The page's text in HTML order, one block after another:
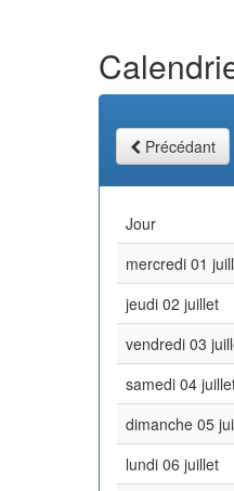
Précédant
Jour
mercredi 01
jeudi 02 juillet
vendredi 03
samedi 04
dimanche 05
lundi 06 juillet